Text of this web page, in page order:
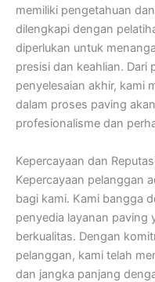
memiliki pengetahuan
dilengkapi dengan
diperlukan untuk
presisi dan keahlian. Dari
penyelesaian akhir, kami
dalam proses paving
profesionalisme dan
Kepercayaan dan
Kepercayaan pelanggan
bagi kami. Kami bangga
penyedia layanan paving
berkualitas. Dengan
pelanggan, kami telah
dan jangka panjang